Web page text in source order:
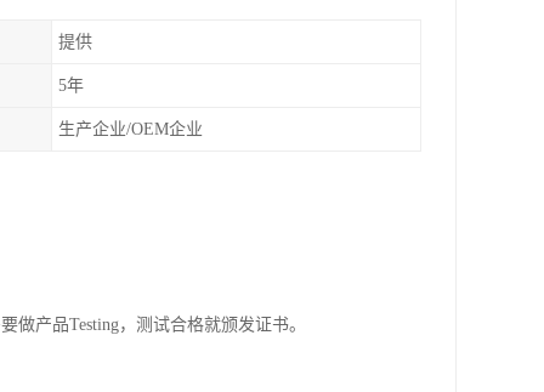
提供
5年
生产企业/OEM企业
产品Testing，测试合格就颁发证书。